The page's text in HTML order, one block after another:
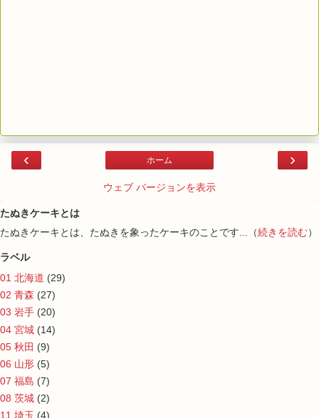
‹ ›
ホーム
ウェブ バージョンを表示
たぬきケーキとは
たぬきケーキとは、たぬきを象ったケーキのことです...（続きを読む）
ラベル
01 北海道 (29)
02 青森 (27)
03 岩手 (20)
04 宮城 (14)
05 秋田 (9)
06 山形 (5)
07 福島 (7)
08 茨城 (2)
11 埼玉 (4)